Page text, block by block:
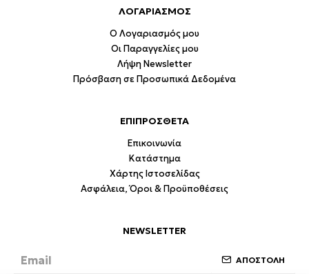
ΛΟΓΑΡΙΑΣΜΟΣ
Ο Λογαριασμός μου
Οι Παραγγελίες μου
Λήψη Newsletter
Πρόσβαση σε Προσωπικά Δεδομένα
ΕΠΙΠΡΟΣΘΕΤΑ
Επικοινωνία
Κατάστημα
Χάρτης Ιστοσελίδας
Ασφάλεια, Όροι & Προϋποθέσεις
NEWSLETTER
ΑΠΟΣΤΟΛΗ